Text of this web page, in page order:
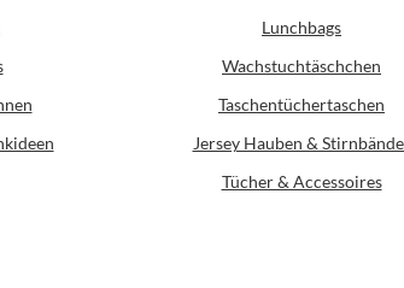
Lunchbags
Wachstuchtäschchen
Taschentüchertaschen
Jersey Hauben &
Tücher & Accessoires